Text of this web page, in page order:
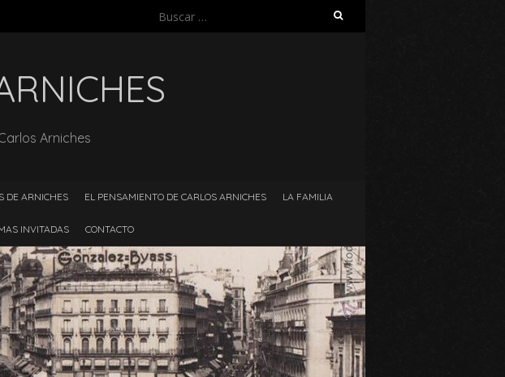
Buscar:
Arniches
DE ARNICHES EL PENSAMIENTO DE CARLOS ARNICHES LA FAMILIA
INVITADAS CONTACTO